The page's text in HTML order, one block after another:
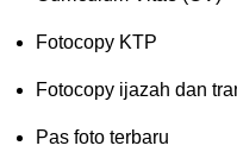
Fotocopy KTP
Fotocopy ijazah dan
Pas foto terbaru